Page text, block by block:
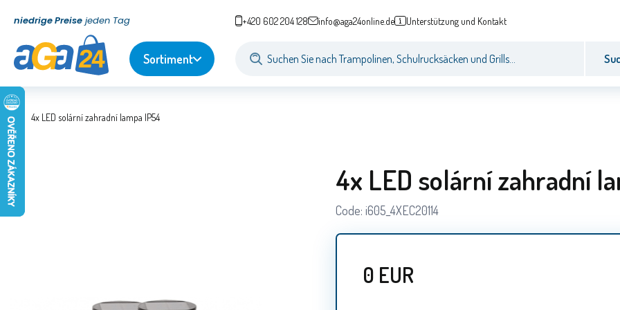
niedrige Preise jeden Tag +420 602 204 128 info@aga24online.de Unterstützung und Kontakt
Sortiment
4x LED solární zahradní lampa IP54
4x LED solární zahradní
Code: i605_4XEC20114
0 EUR